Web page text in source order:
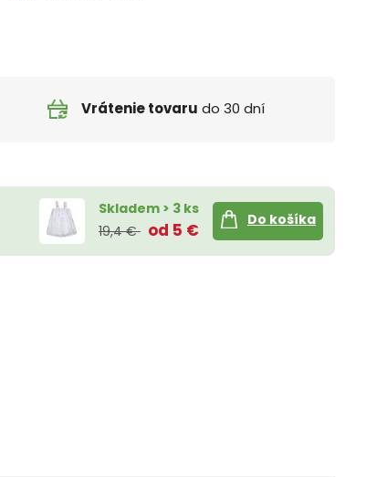
Vrátenie tovaru do 30 dní
Skladem > 3 ks
19,4 € od 5 €
Do košíka